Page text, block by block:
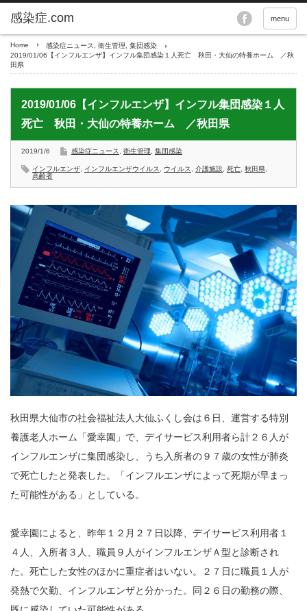
menu
Home 感染症ニュース 衛生管理
集団感染
2019/01/06【インフルエンザ】インフル集団感染１人死亡 秋田・大仙の特養ホーム ／秋
田県
2019/01/06【インフルエンザ】インフル集団感染１人
死亡 秋田・大仙の特養ホーム ／秋田県
2019/1/6 感染症ニュース 衛生管理 集団感染
インフルエンザ インフルエンザウイルス ウイルス 介護施設 死亡 秋田県
高齢者
秋田県大仙市の社会福祉法人大仙ふくし会は６日、運営する特別
養護老人ホーム「愛幸園」で、デイサービス利用者ら計２６人が
インフルエンザに集団感染し、うち入所者の９７歳の女性が肺炎
で死亡したと発表した。「インフルエンザによって死期が早まっ
た可能性がある」としている。
愛幸園によると、昨年１２月２７日以降、デイサービス利用者１
４人、入所者３人、職員９人がインフルエンザＡ型と診断され
た。死亡した女性のほかに重症者はいない。２７日に職員１人が
発熱で欠勤、インフルエンザと分かった。同２６日の勤務の際、